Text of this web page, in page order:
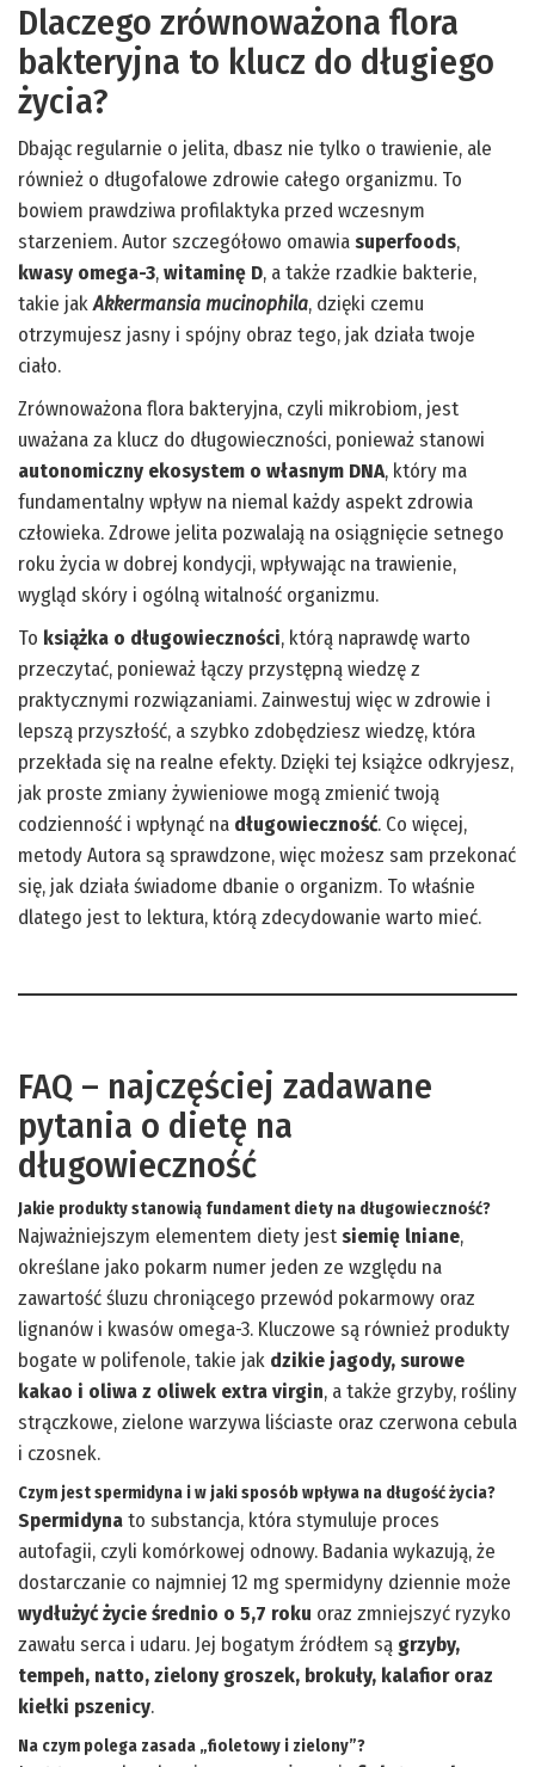
Dlaczego zrównoważona flora
bakteryjna to klucz do długiego
życia?
Dbając regularnie o jelita, dbasz nie tylko o trawienie, ale
również o długofalowe zdrowie całego organizmu. To
bowiem prawdziwa profilaktyka przed wczesnym
starzeniem. Autor szczegółowo omawiasuperfoods,
kwasy omega-3,witaminę D, a także rzadkie bakterie,
takie jakAkkermansia mucinophila, dzięki czemu
otrzymujesz jasny i spójny obraz tego, jak działa twoje
ciało.
Zrównoważona flora bakteryjna, czyli mikrobiom, jest
uważana za klucz do długowieczności, ponieważ stanowi
autonomiczny ekosystem o własnym DNA, który ma
fundamentalny wpływ na niemal każdy aspekt zdrowia
człowieka. Zdrowe jelita pozwalają na osiągnięcie setnego
roku życia w dobrej kondycji, wpływając na trawienie,
wygląd skóry i ogólną witalność organizmu.
To książka o długowieczności, którą naprawdę warto
przeczytać, ponieważ łączy przystępną wiedzę z
praktycznymi rozwiązaniami. Zainwestuj więc w zdrowie i
lepszą przyszłość, a szybko zdobędziesz wiedzę, która
przekłada się na realne efekty. Dzięki tej książce odkryjesz,
jak proste zmiany żywieniowe mogą zmienić twoją
codzienność i wpłynąć na długowieczność. Co więcej,
metody Autora są sprawdzone, więc możesz sam przekonać
się, jak działa świadome dbanie o organizm. To właśnie
dlatego jest to lektura, którą zdecydowanie warto mieć.
FAQ – najczęściej zadawane
pytania o dietę na
długowieczność
Jakie produkty stanowią fundament diety na długowieczność?
Najważniejszym elementem diety jestsiemię lniane,
określane jako pokarm numer jeden ze względu na
zawartość śluzu chroniącego przewód pokarmowy oraz
lignanów i kwasów omega-3. Kluczowe są również produkty
bogate w polifenole, takie jak dzikie jagody, surowe
kakao i oliwa z oliwek extra virgin, a także grzyby, rośliny
strączkowe, zielone warzywa liściaste oraz czerwona cebula
i czosnek.
Czym jest spermidyna i w jaki sposób wpływa na długość życia?
Spermidynato substancja, która stymuluje proces
autofagii, czyli komórkowej odnowy. Badania wykazują, że
dostarczanie co najmniej 12 mg spermidyny dziennie może
wydłużyć życie średnio o 5,7 roku oraz zmniejszyć ryzyko
zawału serca i udaru. Jej bogatym źródłem są grzyby,
tempeh, natto, zielony groszek, brokuły, kalafior oraz
kiełki pszenicy.
Na czym polega zasada „fioletowy i zielony”?